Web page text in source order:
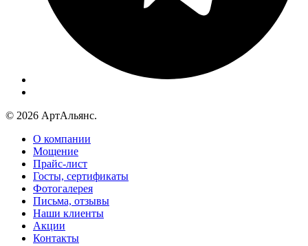
© 2026 АртАльянс.
О компании
Мощение
Прайс-лист
Госты, сертификаты
Фотогалерея
Письма, отзывы
Наши клиенты
Акции
Контакты